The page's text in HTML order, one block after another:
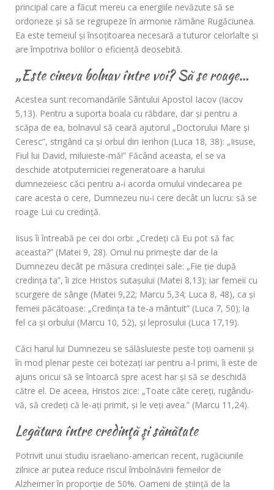
principal care a făcut mereu ca energiile nevăzute să se
ordoneze şi să se regrupeze în armonie rămâne Rugăciunea.
Ea este temeiul şi însoţitoarea necesară a tuturor celorlalte şi
are împotriva bolilor o eficienţă deosebită.
„Este cineva bolnav între voi? Să se roage…
Acestea sunt recomandările Sântului Apostol Iacov (Iacov
5,13). Pentru a suporta boala cu răbdare, dar şi pentru a
scăpa de ea, bolnavul să ceară ajutorul „Doctorului Mare şi
Ceresc”, strigând ca şi orbul din Ierihon (Luca 18, 38): „Iisuse,
Fiul lui David, miluieste-mă!” Făcând aceasta, el se va
deschide atotputerniciei regeneratoare a harului
dumnezeiesc căci pentru a-i acorda omului vindecarea pe
care acesta o cere, Dumnezeu nu-i cere decât un lucru: să se
roage Lui cu credinţă.
Iisus îi întreabă pe cei doi orbi: „Credeţi că Eu pot să fac
aceasta?” (Matei 9, 28). Omul nu primeşte dar de la
Dumnezeu decât pe măsura credinţei sale: „Fie ţie după
credinţa ta”, îi zice Hristos sutaşului (Matei 8,13); iar femeii cu
scurgere de sânge (Matei 9,22; Marcu 5,34; Luca 8, 48), ca şi
femeii păcătoase: „Credinţa ta te-a mântuit” (Luca 7, 50); la
fel ca şi orbului (Marcu 10, 52), şi leprosului (Luca 17,19).
Căci harul lui Dumnezeu se sălăsluieste peste toţi oamenii şi
în mod plenar peste cei botezaţi iar pentru a-l primi, îi este de
ajuns oricui să se întoarcă spre acest har şi să se deschidă
către el. De aceea, Hristos zice: „Toate câte cereţi, rugându-
vă, să credeţi că le-aţi primit, şi le veţi avea.” (Marcu 11,24).
Legătura între credinţă şi sănătate
Potrivit unui studiu israeliano-american recent, rugăciunile
zilnice ar putea reduce riscul îmbolnăvirii femeilor de
Alzheimer în proporţie de 50%. Oameni de ştiinţă de la